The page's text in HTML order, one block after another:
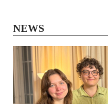
NEWS